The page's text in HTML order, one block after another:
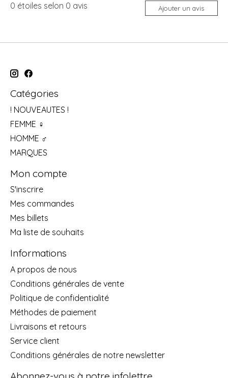
0 étoiles selon 0 avis Ajouter un avis
Catégories
! NOUVEAUTES !
FEMME ♀
HOMME ♂
MARQUES
Mon compte
S'inscrire
Mes commandes
Mes billets
Ma liste de souhaits
Informations
A propos de nous
Conditions générales de vente
Politique de confidentialité
Méthodes de paiement
Livraisons et retours
Service client
Conditions générales de notre newsletter